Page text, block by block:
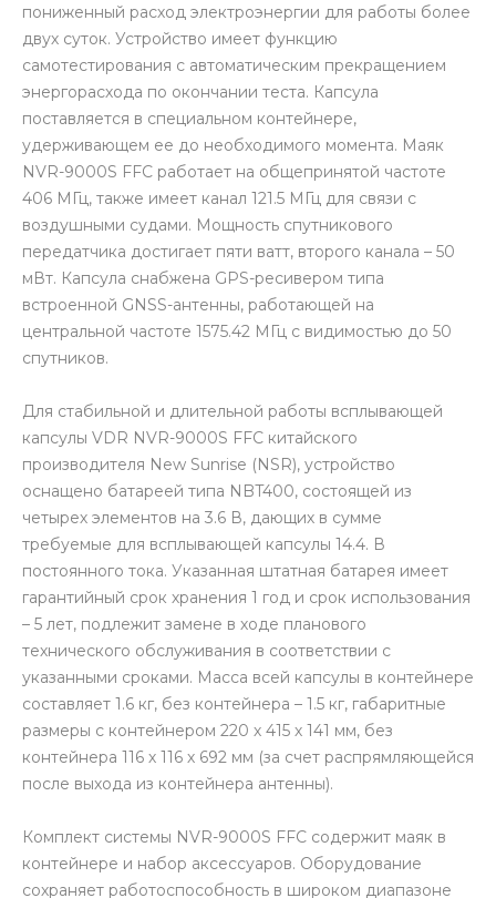
пониженный расход электроэнергии для работы более
двух суток. Устройство имеет функцию
самотестирования с автоматическим прекращением
энергорасхода по окончании теста. Капсула
поставляется в специальном контейнере,
удерживающем ее до необходимого момента. Маяк
NVR-9000S FFC работает на общепринятой частоте
406 МГц, также имеет канал 121.5 МГц для связи с
воздушными судами. Мощность спутникового
передатчика достигает пяти ватт, второго канала – 50
мВт. Капсула снабжена GPS-ресивером типа
встроенной GNSS-антенны, работающей на
центральной частоте 1575.42 МГц с видимостью до 50
спутников.
Для стабильной и длительной работы всплывающей
капсулы VDR NVR-9000S FFC китайского
производителя New Sunrise (NSR), устройство
оснащено батареей типа NBT400, состоящей из
четырех элементов на 3.6 В, дающих в сумме
требуемые для всплывающей капсулы 14.4. В
постоянного тока. Указанная штатная батарея имеет
гарантийный срок хранения 1 год и срок использования
– 5 лет, подлежит замене в ходе планового
технического обслуживания в соответствии с
указанными сроками. Масса всей капсулы в контейнере
составляет 1.6 кг, без контейнера – 1.5 кг, габаритные
размеры с контейнером 220 х 415 х 141 мм, без
контейнера 116 х 116 х 692 мм (за счет распрямляющейся
после выхода из контейнера антенны).
Комплект системы NVR-9000S FFC содержит маяк в
контейнере и набор аксессуаров. Оборудование
сохраняет работоспособность в широком диапазоне